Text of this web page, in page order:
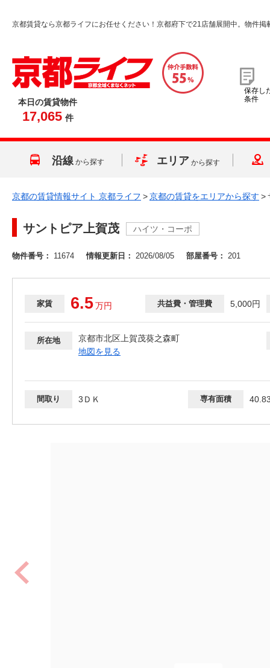
京都賃貸なら京都ライフにお任せください！京都府下で21店舗展開中。物件掲
本日の賃貸物件
17,065 件
保存し
条件
沿線 から探す エリア から探す
京都の賃貸情報サイト 京都ライフ >京都の賃貸をエリアから探す >
サントピア上賀茂 ハイツ・コーポ
物件番号： 11674 情報更新日： 2026/08/05 部屋番号： 201
家賃 6.5万円 共益費・管理費 5,000円
所在地
京都市北区上賀茂葵之森町
地図を見る
間取り 3ＤＫ 専有面積